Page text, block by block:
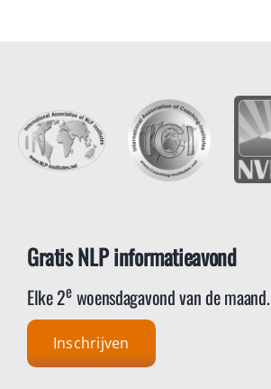
Gratis NLP informatieavond
Elke 2ewoensdagavond van de maand.
Inschrijven